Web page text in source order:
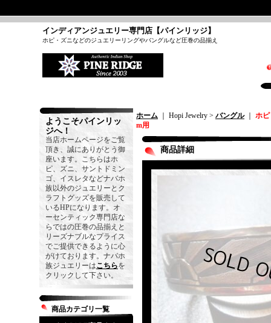
インディアンジュエリー専門店【パインリッジ】
ホピ・ズニなどのジュエリーリングやバングルなど圧巻の品揃え
ようこそパインリッ
ジへ！
当店ホームページをご覧
頂き、誠にありがとう御
座います。こちらはホ
ピ、ズニ、サントドミン
ゴ、イスレタなどナバホ
族以外のジュエリーとク
ラフトグッズを販売して
いるHPになります。オ
ーセンティック専門店な
らではの圧巻の品揃えと
リーズナブルなプライス
でご提供できるように心
がけております。ナバホ
族ジュエリーはこちらを
クリックして下さい。
商品カテゴリ一覧
ホーム ｜ Hopi Jewelry > バングル｜ ホ
m用
商品詳細